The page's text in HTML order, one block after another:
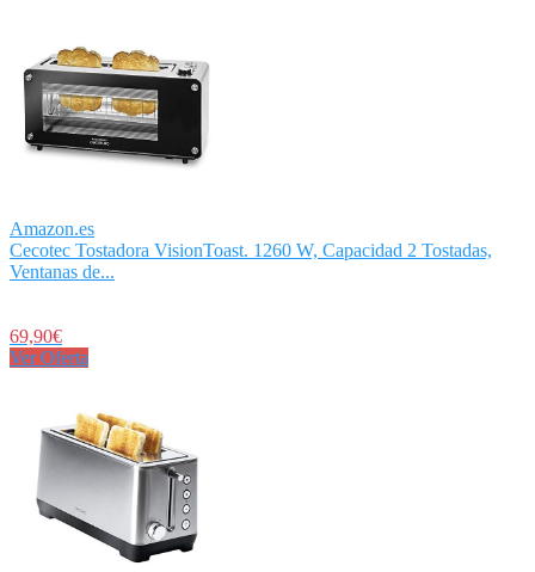
Amazon.es
Cecotec Tostadora VisionToast. 1260 W, Capacidad 2 Tostadas,
Ventanas de...
69,90€
Ver Oferta